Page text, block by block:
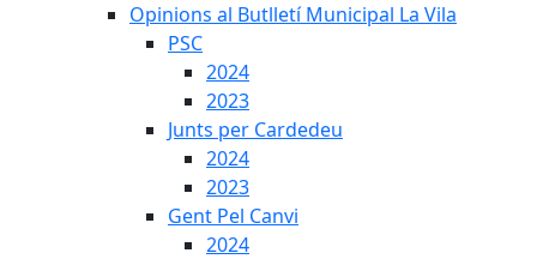
Opinions al Butlletí Municipal La Vila
PSC
2024
2023
Junts per Cardedeu
2024
2023
Gent Pel Canvi
2024